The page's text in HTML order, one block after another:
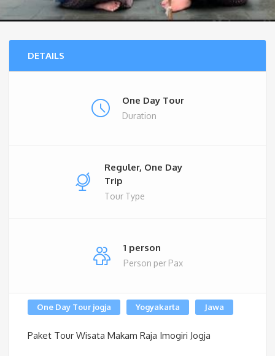
DETAILS
One Day Tour
Duration
Reguler, One Day
Trip
Tour Type
1 person
Person per Pax
One Day Tour jogja Yogyakarta Jawa
Paket Tour Wisata Makam Raja Imogiri Jogja